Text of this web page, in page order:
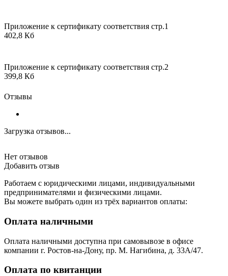
Приложение к сертификату соответствия стр.1
402,8 Кб
Приложение к сертификату соответствия стр.2
399,8 Кб
Отзывы
Загрузка отзывов...
Нет отзывов
Добавить отзыв
Работаем с юридическими лицами, индивидуальными
предпринимателями и физическими лицами.
Вы можете выбрать один из трёх вариантов оплаты:
Оплата наличными
Оплата наличными доступна при самовывозе в офисе
компании г. Ростов-на-Дону, пр. М. Нагибина, д. 33А/47.
Оплата по квитанции